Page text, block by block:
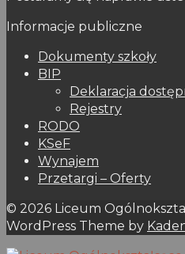
Informacje publiczne
Dokumenty szkoły
BIP
Deklaracja
Rejestry
RODO
KSeF
Wynajem
Przetargi – Oferty
© 2026 Liceum
WordPress Theme by